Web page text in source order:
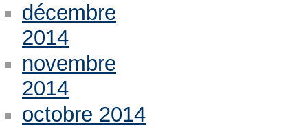
décembre
2014
novembre
2014
octobre 2014